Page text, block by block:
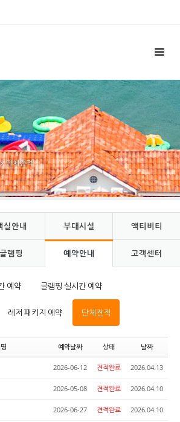
단체견적
실안내 부대시설 액티비티
글램핑 예약안내 고객센터
예약 글램핑 실시간 예약
레저 패키지 예약 단체견적
예약날짜 상태 날짜
2026-06-12 견적완료 2026.04.13
2026-05-08 견적완료 2026.04.10
2026-06-27 견적완료 2026.04.10
스케치북5